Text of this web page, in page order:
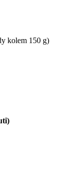
kolem 150 g)